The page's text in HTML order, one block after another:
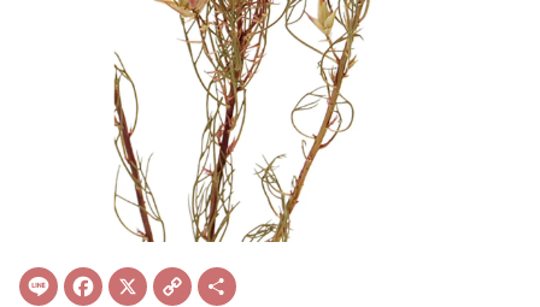
Line Facebook
X Copy
Link